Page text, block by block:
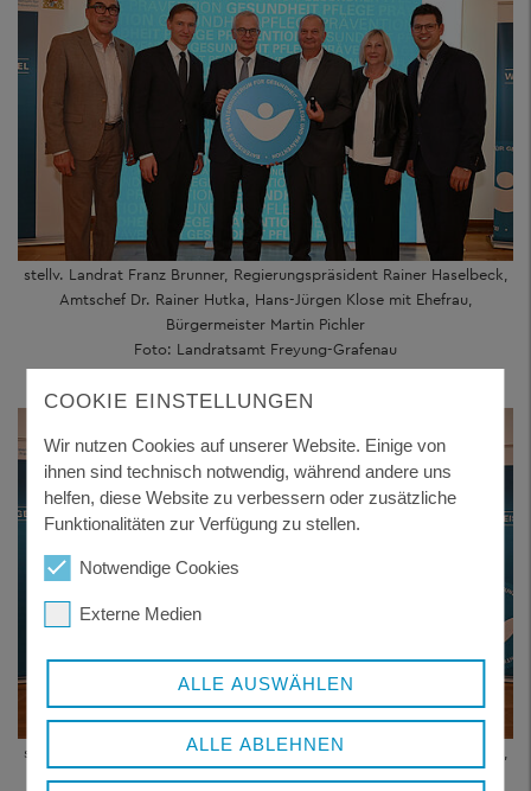
stellv. Landrat Franz Brunner, Regierungspräsident Rainer Haselbeck,
Amtschef Dr. Rainer Hutka, Hans-Jürgen Klose mit Ehefrau,
Bürgermeister Martin Pichler
Foto: Landratsamt Freyung-Grafenau
stellv. Landrat Franz Brunner, Regierungspräsident Rainer Haselbeck,
Amtschef Dr. Rainer Hutka, Waltraud Scharringer mit Ehemann,
COOKIE EINSTELLUNGEN
Wir nutzen Cookies auf unserer Website. Einige von
ihnen sind technisch notwendig, während andere uns
helfen, diese Website zu verbessern oder zusätzliche
Funktionalitäten zur Verfügung zu stellen.
Notwendige Cookies
Externe Medien
ALLE AUSWÄHLEN
ALLE ABLEHNEN